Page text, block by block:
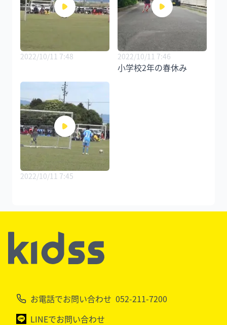
2022/10/11 7:48 2022/10/11 7:46
小学校2年の春休み
2022/10/11 7:45
お電話でお問い合わせ 052-211-7200
LINEでお問い合わせ